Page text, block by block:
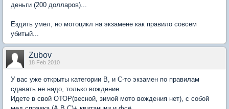
деньги (200 долларов)...
Ездить умел, но мотоцикл на экзамене как правило совсем
убитый...
Zubov
18 Feb 2010
У вас уже открыты категории В, и С-то экзамен по правилам
сдавать не надо, только вождение.
Идете в свой ОТОР(весной, зимой мото вождения нет), с собой